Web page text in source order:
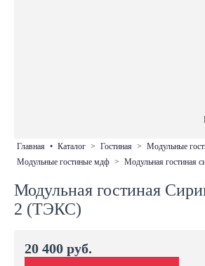
главная • каталог > гостиная > модульные
модульные гостиные мдф > модульная гостиная
Модульная гостиная
2 (ТЭКС)
20 400 руб.